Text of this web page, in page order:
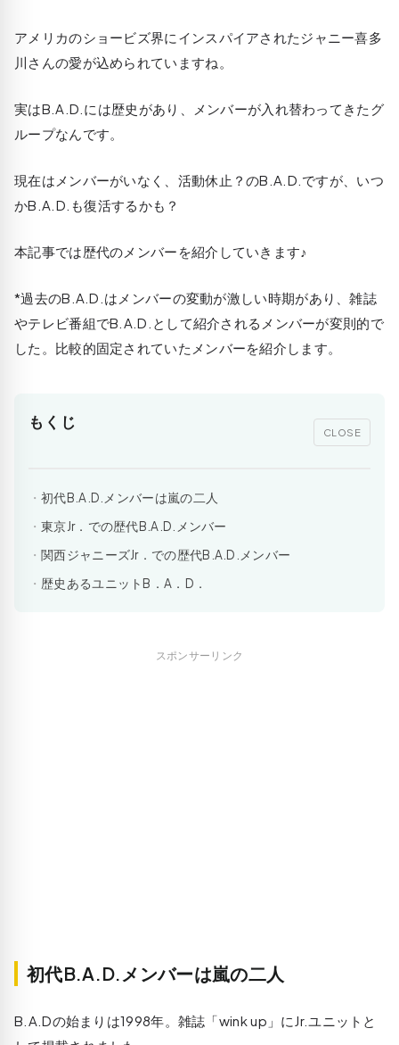
アメリカのショービズ界にインスパイアされたジャニー喜多
川さんの愛が込められていますね。
実はB.A.D.には歴史があり、メンバーが入れ替わってきたグ
ループなんです。
現在はメンバーがいなく、活動休止？のB.A.D.ですが、いつ
かB.A.D.も復活するかも？
本記事では歴代のメンバーを紹介していきます♪
*過去のB.A.D.はメンバーの変動が激しい時期があり、雑誌
やテレビ番組でB.A.D.として紹介されるメンバーが変則的で
した。比較的固定されていたメンバーを紹介します。
もくじ
CLOSE
初代B.A.D.メンバーは嵐の二人
東京Jr．での歴代B.A.D.メンバー
関西ジャニーズJr．での歴代B.A.D.メンバー
歴史あるユニットB．A．D．
スポンサーリンク
初代B.A.D.メンバーは嵐の二人
B.A.Dの始まりは1998年。雑誌「wink up」にJr.ユニットと